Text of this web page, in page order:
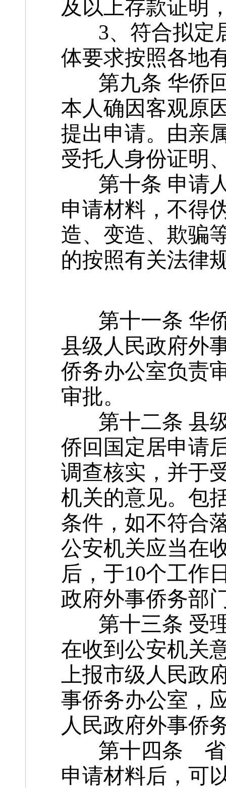
及以上存款证明
3、符合拟定
体要求按照各地
第九条 华侨回
本人确因客观原
提出申请。由亲
受托人身份证明
第十条 申请人
申请材料，不得
造、变造、欺骗
的按照有关法律
第十一条 华侨
县级人民政府外
侨务办公室负责
审批。
第十二条 县级
侨回国定居申请
调查核实，并于
机关的意见。包
条件，如不符合
公安机关应当在
后，于10个工作
政府外事侨务部
第十三条 受理
在收到公安机关
上报市级人民政
事侨务办公室，
人民政府外事侨
第十四条 省级
申请材料后，可